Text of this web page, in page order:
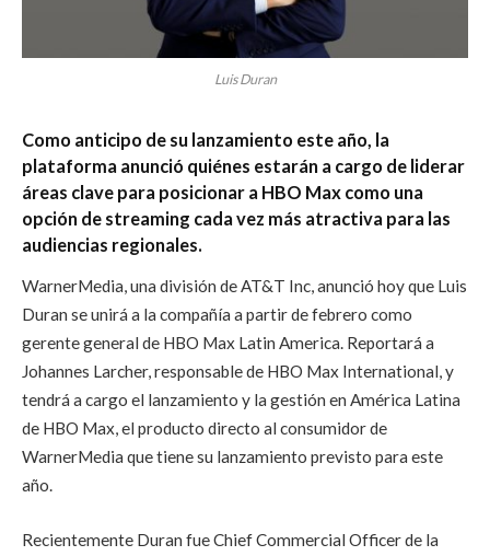
Luis Duran
Como anticipo de su lanzamiento este año, la
plataforma anunció quiénes estarán a cargo de liderar
áreas clave para posicionar a HBO Max como una
opción de streaming cada vez más atractiva para las
audiencias regionales.
WarnerMedia, una división de AT&T Inc, anunció hoy que Luis
Duran se unirá a la compañía a partir de febrero como
gerente general de HBO Max Latin America. Reportará a
Johannes Larcher, responsable de HBO Max International, y
tendrá a cargo el lanzamiento y la gestión en América Latina
de HBO Max, el producto directo al consumidor de
WarnerMedia que tiene su lanzamiento previsto para este
año.
Recientemente Duran fue Chief Commercial Officer de la